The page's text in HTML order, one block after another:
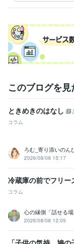
このブログを
ときめきのはなし
コラム
ろむ_寄り添いのん
2026/08/08 15:17
冷蔵庫の前でフリー
コラム
心の縁側「話せる
2026/08/08 12:05